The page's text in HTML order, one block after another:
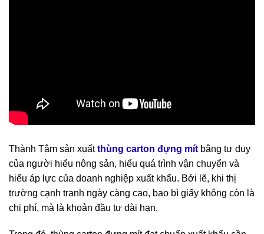
Thành Tâm sản xuấtthùng carton đựng mít bằng tư duy
của người hiểu nông sản, hiểu quá trình vận chuyển và
hiểu áp lực của doanh nghiệp xuất khẩu. Bởi lẽ, khi thị
trường cạnh tranh ngày càng cao, bao bì giấy không còn là
chi phí, mà là khoản đầu tư dài hạn.